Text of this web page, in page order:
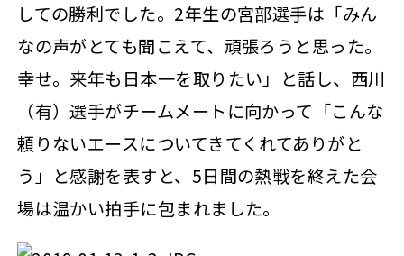
しての勝利でした。2年生の宮部選手は「みん
なの声がとても聞こえて、頑張ろうと思った。
幸せ。来年も日本一を取りたい」と話し、西川
（有）選手がチームメートに向かって「こんな
頼りないエースについてきてくれてありがと
う」と感謝を表すと、5日間の熱戦を終えた会
場は温かい拍手に包まれました。